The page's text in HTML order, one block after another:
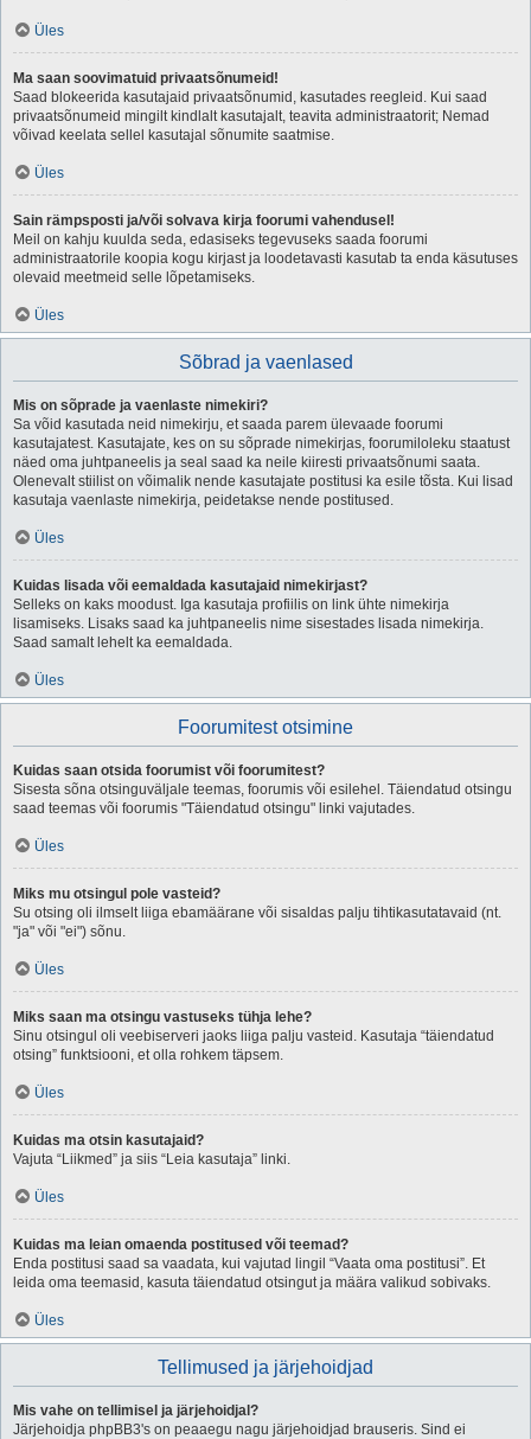
Üles
Ma saan soovimatuid privaatsõnumeid!
Saad blokeerida kasutajaid privaatsõnumid, kasutades reegleid. Kui saad
privaatsõnumeid mingilt kindlalt kasutajalt, teavita administraatorit; Nemad
võivad keelata sellel kasutajal sõnumite saatmise.
Üles
Sain rämpsposti ja/või solvava kirja foorumi vahendusel!
Meil on kahju kuulda seda, edasiseks tegevuseks saada foorumi
administraatorile koopia kogu kirjast ja loodetavasti kasutab ta enda käsutuses
olevaid meetmeid selle lõpetamiseks.
Üles
Sõbrad ja vaenlased
Mis on sõprade ja vaenlaste nimekiri?
Sa võid kasutada neid nimekirju, et saada parem ülevaade foorumi
kasutajatest. Kasutajate, kes on su sõprade nimekirjas, foorumiloleku staatust
näed oma juhtpaneelis ja seal saad ka neile kiiresti privaatsõnumi saata.
Olenevalt stiilist on võimalik nende kasutajate postitusi ka esile tõsta. Kui lisad
kasutaja vaenlaste nimekirja, peidetakse nende postitused.
Üles
Kuidas lisada või eemaldada kasutajaid nimekirjast?
Selleks on kaks moodust. Iga kasutaja profiilis on link ühte nimekirja
lisamiseks. Lisaks saad ka juhtpaneelis nime sisestades lisada nimekirja.
Saad samalt lehelt ka eemaldada.
Üles
Foorumitest otsimine
Kuidas saan otsida foorumist või foorumitest?
Sisesta sõna otsinguväljale teemas, foorumis või esilehel. Täiendatud otsingu
saad teemas või foorumis "Täiendatud otsingu" linki vajutades.
Üles
Miks mu otsingul pole vasteid?
Su otsing oli ilmselt liiga ebamäärane või sisaldas palju tihtikasutatavaid (nt.
"ja" või "ei") sõnu.
Üles
Miks saan ma otsingu vastuseks tühja lehe?
Sinu otsingul oli veebiserveri jaoks liiga palju vasteid. Kasutaja “täiendatud
otsing” funktsiooni, et olla rohkem täpsem.
Üles
Kuidas ma otsin kasutajaid?
Vajuta “Liikmed” ja siis “Leia kasutaja” linki.
Üles
Kuidas ma leian omaenda postitused või teemad?
Enda postitusi saad sa vaadata, kui vajutad lingil “Vaata oma postitusi”. Et
leida oma teemasid, kasuta täiendatud otsingut ja määra valikud sobivaks.
Üles
Tellimused ja järjehoidjad
Mis vahe on tellimisel ja järjehoidjal?
Järjehoidja phpBB3's on peaaegu nagu järjehoidjad brauseris. Sind ei